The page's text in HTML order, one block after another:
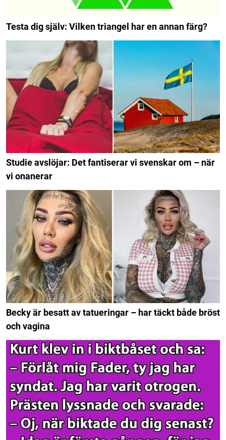
Testa dig själv: Vilken triangel har en annan färg?
Studie avslöjar: Det fantiserar vi svenskar om – när
vi onanerar
Becky är besatt av tatueringar – har täckt både bröst
och vagina